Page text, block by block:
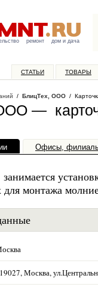
ремонт дом и дача
СТАТЬИ ТОВАРЫ
/ БлицТех, ООО /
—
Офисы,
монтажа
Москва,